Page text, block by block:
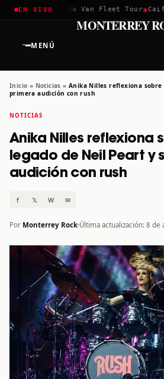
EN VIVO
2026✱Greta Van Fleet Tour✱
MENÚ
MONTERREY
Inicio » Noticias » Anika Nilles reflexiona sobre
primera audición con rush
NOTICIAS
Anika Nilles reflexiona
legado de Neil Peart y
audición con rush
f 𝕏 W ✉
Por Monterrey Rock Última actualización: 8 de